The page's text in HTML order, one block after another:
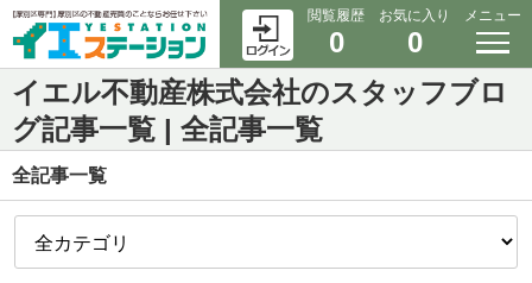
閲覧履歴
0
お気に入り
0
メニュー
イエル不動産株式会社のスタッフブロ
グ記事一覧 | 全記事一覧
全記事一覧